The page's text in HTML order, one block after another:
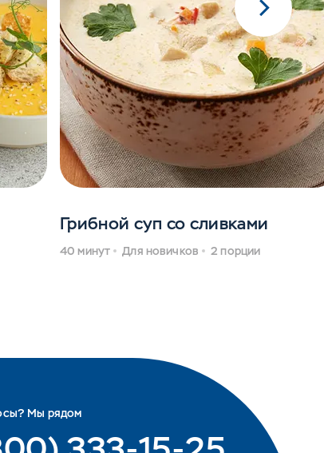
Грибной суп со сливками
40 минут Для новичков 2 порции
Мы рядом